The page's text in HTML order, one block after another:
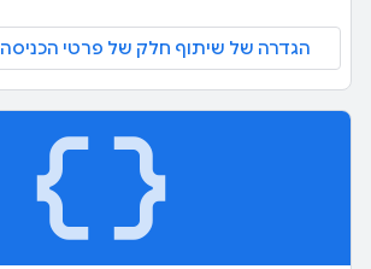
הגדרה של שיתוף חלק של פרטי הכניסה
data_object